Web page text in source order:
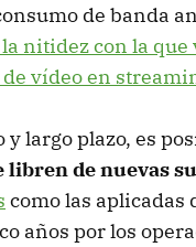
de banda
nitidez con la que
vídeo en
y largo plazo, es
libren de nuevas
como las aplicadas
años por los